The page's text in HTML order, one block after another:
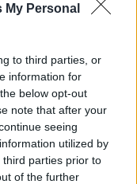
My Personal
to third parties, or
information for
below opt-out
note that after your
seeing
utilized by
parties prior to
of the further
Rezepte mit
Balsamico-Essig.
Geschmack
sind die kleinen
A, B1, B2, C) und
Erdbeeren
das
Zellbildung zu
mit Erdbeeren